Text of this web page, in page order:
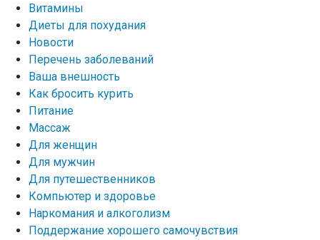
Витамины
Диеты для похудания
Новости
Перечень заболеваний
Ваша внешность
Как бросить курить
Питание
Массаж
Для женщин
Для мужчин
Для путешественников
Компьютер и здоровье
Наркомания и алкоголизм
Поддержание хорошего самочувствия